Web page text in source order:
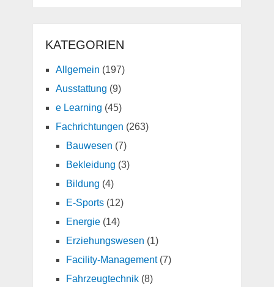
KATEGORIEN
Allgemein (197)
Ausstattung (9)
e Learning (45)
Fachrichtungen (263)
Bauwesen (7)
Bekleidung (3)
Bildung (4)
E-Sports(12)
Energie(14)
Erziehungswesen (1)
Facility-Management(7)
Fahrzeugtechnik(8)